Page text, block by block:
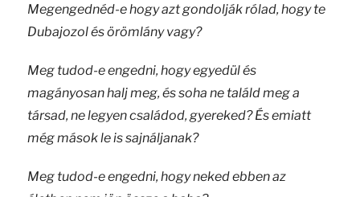
Megengednéd-e hogy azt gondolják rólad, hogy te
Dubajozol és örömlány vagy?
Meg tudod-e engedni, hogy egyedül és
magányosan halj meg, és soha ne találd meg a
társad, ne legyen családod, gyereked? És emiatt
még mások le is sajnáljanak?
Meg tudod-e engedni, hogy neked ebben az